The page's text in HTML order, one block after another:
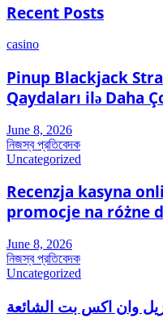
Recent Posts
casino
Pinup Blackjack
Qaydaları ilə Daha
June 8, 2026
নিজস্ব প্রতিবেদক
Uncategorized
Recenzja kasyna
promocje na różne
June 8, 2026
নিজস্ব প্রতিবেদক
Uncategorized
وان اكس بت الشائعة